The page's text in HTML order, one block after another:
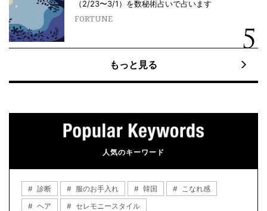
（2/23〜3/1）を数秘術占いで占います
FORTUNE
もっと見る
人気のキーワード
診断 服のお手入れ 韓国
こなれ感
ヘア
セレモニースタイル